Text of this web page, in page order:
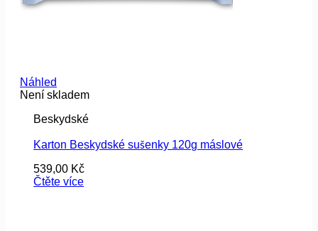
Náhled
Není skladem
Beskydské
Karton Beskydské sušenky 120g máslové
539,00 Kč
Čtěte více